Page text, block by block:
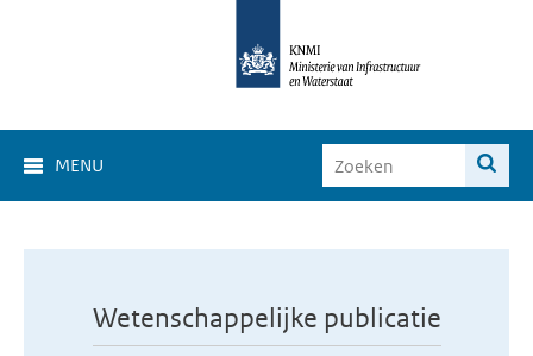
MENU
Wetenschappelijke publicatie